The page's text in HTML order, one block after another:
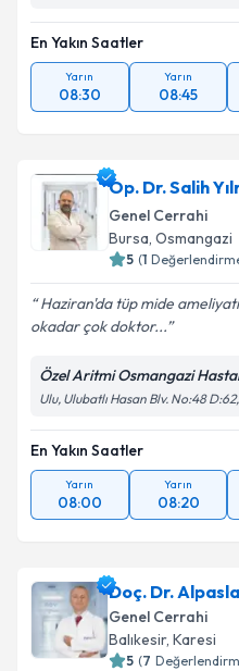
En Yakın Saatler
Yarın
08:30
Yarın
08:45
Op. Dr. Salih
Genel Cerrahi
Bursa, Osmangazi
5 (1
Haziran'da tüp mide
okadar çok doktor...
Özel Aritmi Osmangazi
Ulu, Ulubatlı Hasan Blv. No:48
En Yakın Saatler
Yarın
08:00
Yarın
08:20
Doç. Dr.
Genel Cerrahi
Balıkesir, Karesi
5 (7